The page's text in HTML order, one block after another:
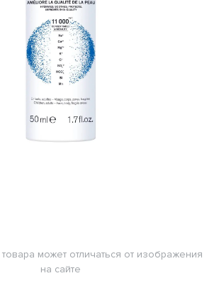
может отличаться от изображения
на сайте